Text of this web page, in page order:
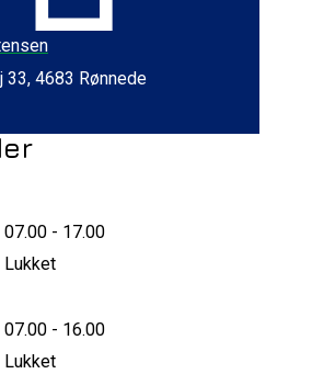
33, 4683 Rønnede
07.00 - 17.00
Lukket
07.00 - 16.00
Lukket